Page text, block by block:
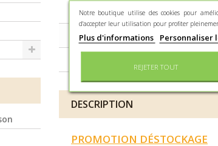
Matière principale
Figurine
DESCRIPTION
PROMOTION DÉSTOCKAGE
Notre boutique utilise des cookies pour
d'accepter leur utilisation pour profiter
Plus d'informations Personnaliser
REJETER TOUT